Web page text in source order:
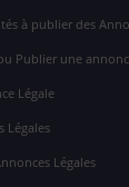
à publier des
Publier une
Légale
Légales
Légales